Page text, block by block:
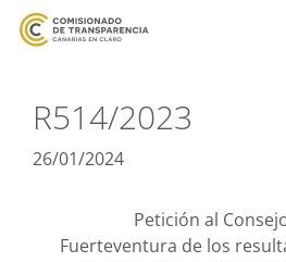
R514/2023
26/01/2024
Petición al
Fuerteventura de los